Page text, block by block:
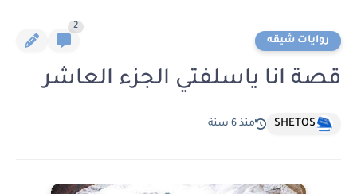
روايات شيقه
2
قصة انا ياسلفتي الجزء العاشر
SHETOS منذ 6 سنة